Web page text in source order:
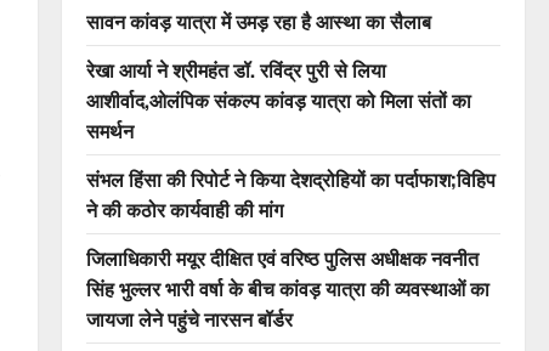
सावन कांवड़ यात्रा में उमड़ रहा है आस्था का सैलाब
रेखा आर्या ने श्रीमहंत डॉ. रविंद्र पुरी से लिया
आशीर्वाद,ओलंपिक संकल्प कांवड़ यात्रा को मिला संतों का
समर्थन
संभल हिंसा की रिपोर्ट ने किया देशद्रोहियों का पर्दाफाश;विहिप
ने की कठोर कार्यवाही की मांग
जिलाधिकारी मयूर दीक्षित एवं वरिष्ठ पुलिस अधीक्षक नवनीत
सिंह भुल्लर भारी वर्षा के बीच कांवड़ यात्रा की व्यवस्थाओं का
जायजा लेने पहुंचे नारसन बॉर्डर